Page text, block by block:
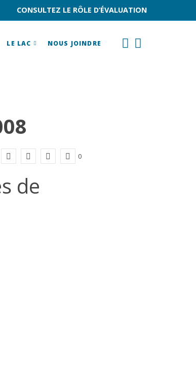
CONSULTEZ LE RÔLE D’ÉVALUATION
LE LAC NOUS JOINDRE
0
de